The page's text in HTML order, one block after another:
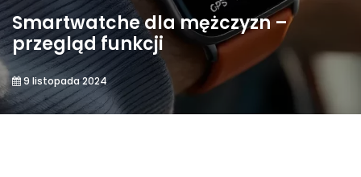
Smartwatche dla mężczyzn –
przegląd funkcji
9 listopada 2024